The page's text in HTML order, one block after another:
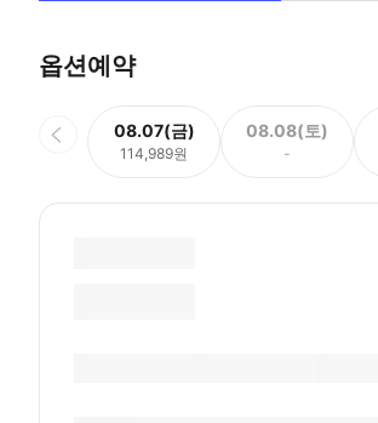
옵션예약
08.07(금)
114,989원
08.08(토)
-